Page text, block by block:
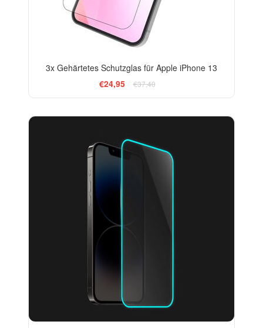
3x Gehärtetes Schutzglas für Apple iPhone 13
€24,95
€37,40